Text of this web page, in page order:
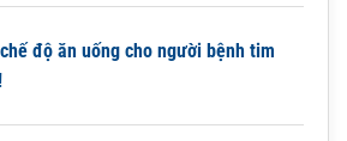
độ ăn uống cho người bệnh tim